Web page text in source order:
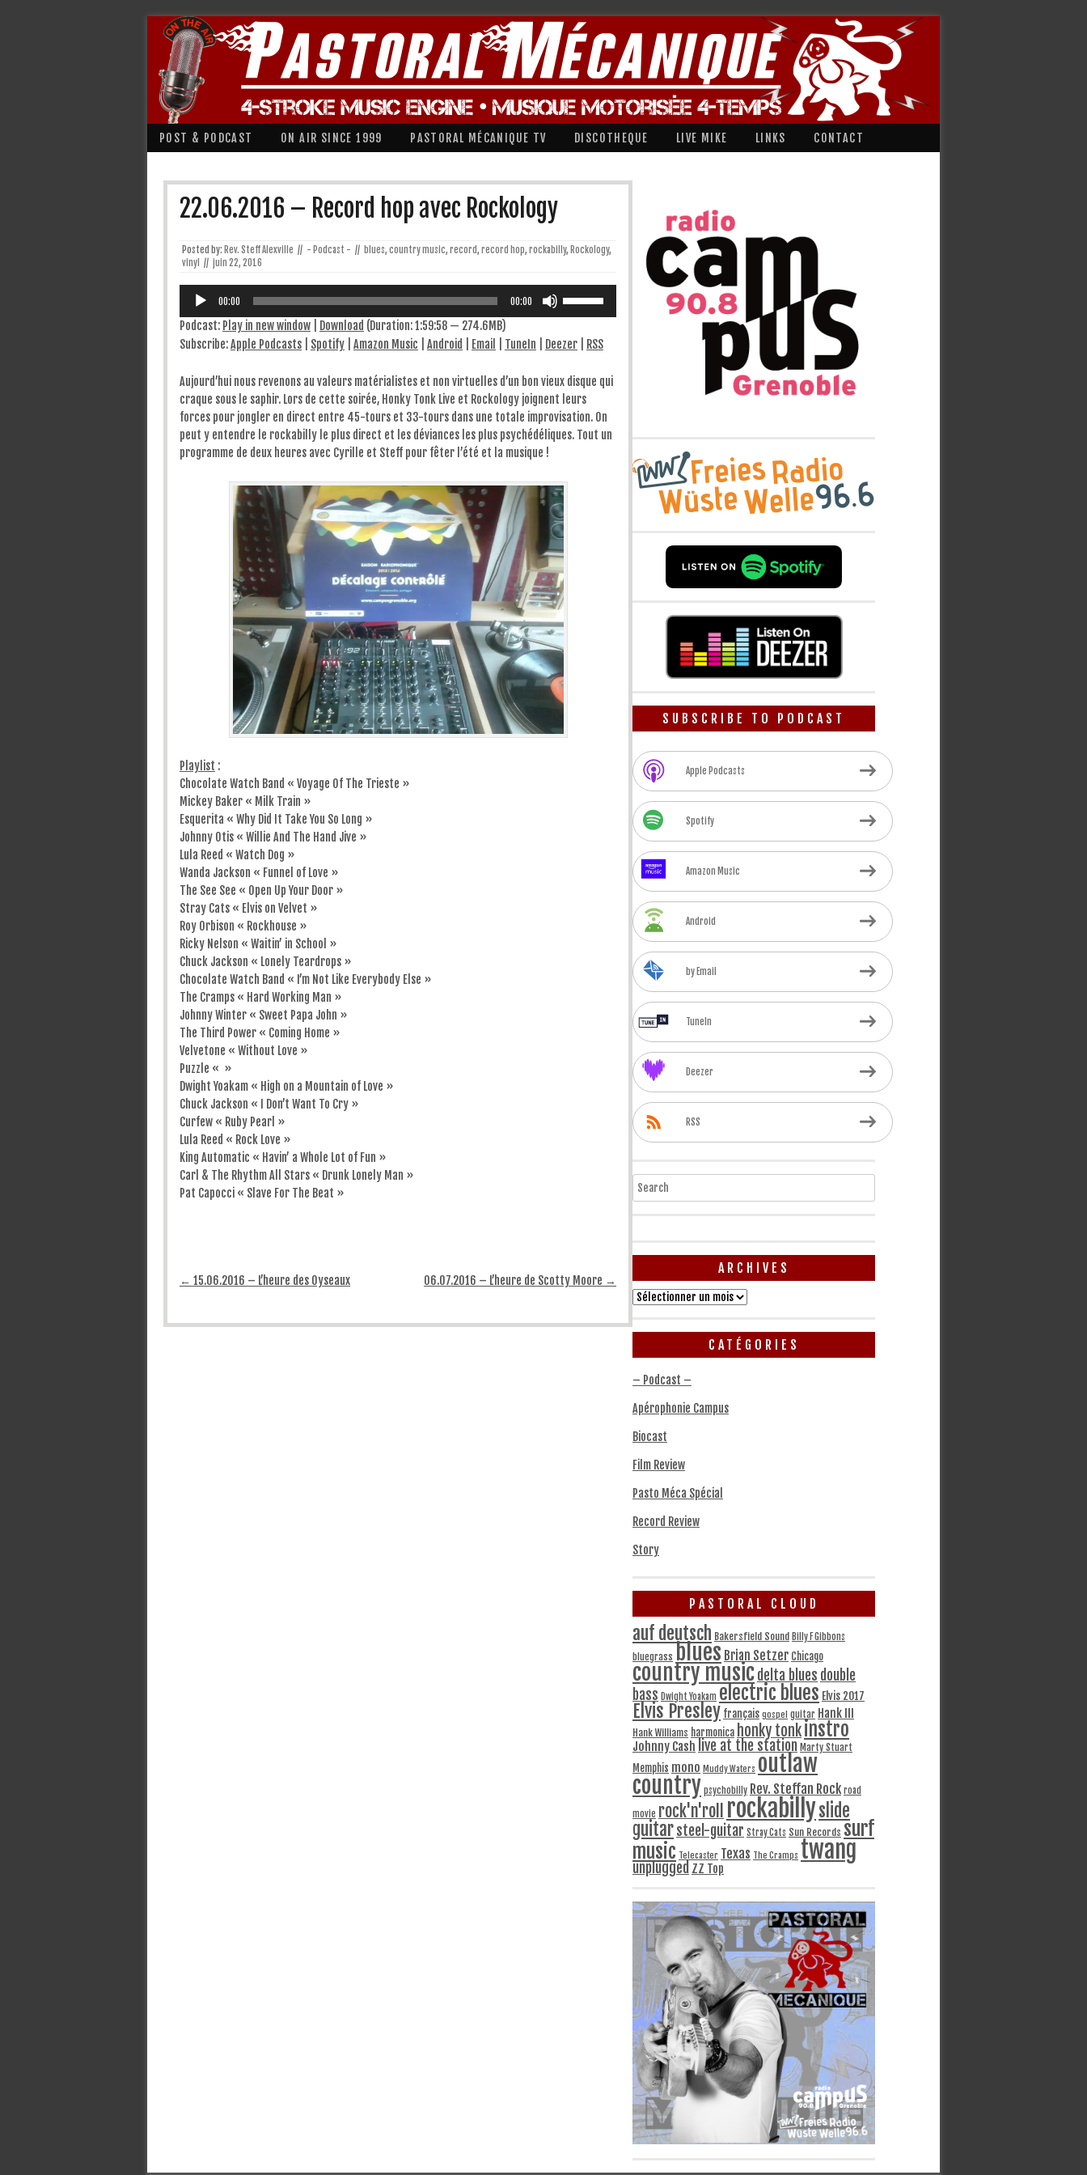
POST & PODCAST ON AIR SINCE 1999 PASTORAL MÉCANIQUE TV DISCOTHEQUE LIVE MIKE LINKS CONTACT
22.06.2016 – Record hop avec Rockology
Posted by: Rev. Steff Alexville // - Podcast - // blues, country music, record, record hop, rockabilly, Rockology,
vinyl // juin 22, 2016
Lecteur
audio
00:00 00:00
Utilisez
les
pour
augmenter
le
volume.
Podcast: Play in new window Download (Duration: 1:59:58 — 274.6MB)
Subscribe:Apple Podcasts Spotify Amazon Music Android Email TuneIn Deezer RSS
Aujourd’hui nous revenons au valeurs matérialistes et non virtuelles d’un bon vieux disque qui
craque sous le saphir. Lors de cette soirée, Honky Tonk Live et Rockology joignent leurs
forces pour jongler en direct entre 45-tours et 33-tours dans une totale improvisation. On
peut y entendre le rockabilly le plus direct et les déviances les plus psychédéliques. Tout un
programme de deux heures avec Cyrille et Steff pour fêter l’été et la musique !
Playlist :
Chocolate Watch Band « Voyage Of The Trieste »
Mickey Baker « Milk Train »
Esquerita « Why Did It Take You So Long »
Johnny Otis « Willie And The Hand Jive »
Lula Reed « Watch Dog »
Wanda Jackson « Funnel of Love »
The See See « Open Up Your Door »
Stray Cats « Elvis on Velvet »
Roy Orbison « Rockhouse »
Ricky Nelson « Waitin’ in School »
Chuck Jackson « Lonely Teardrops »
Chocolate Watch Band « I’m Not Like Everybody Else »
The Cramps « Hard Working Man »
Johnny Winter « Sweet Papa John »
The Third Power « Coming Home »
Velvetone « Without Love »
Puzzle « »
Dwight Yoakam « High on a Mountain of Love »
Chuck Jackson « I Don’t Want To Cry »
Curfew « Ruby Pearl »
Lula Reed « Rock Love »
King Automatic « Havin’ a Whole Lot of Fun »
Carl & The Rhythm All Stars « Drunk Lonely Man »
Pat Capocci « Slave For The Beat »
Post navigation
← 15.06.2016 – L’heure des Oyseaux 06.07.2016 – L’heure de Scotty Moore →
SUBSCRIBE TO PODCAST
Apple Podcasts
Spotify
Amazon Music
Android
by Email
TuneIn
Deezer
RSS
Search
ARCHIVES
Archives
CATÉGORIES
– Podcast –
Apérophonie Campus
Biocast
Film Review
Pasto Méca Spécial
Record Review
Story
PASTORAL CLOUD
auf deutsch Bakersfield Sound Billy F Gibbons
bluegrass blues Brian Setzer Chicago
country musicdelta blues double
bass Dwight Yoakam electric blues Elvis 2017
Elvis Presley français gospel guitar Hank III
Hank Williams harmonica honky tonkinstro
Johnny Cash live at the station Marty Stuart
Memphis mono Muddy Waters outlaw
country psychobilly Rev. Steffan Rock road
movie rock'n'roll rockabillyslide
guitarsteel-guitar Stray Cats Sun Records surf
music Telecaster Texas The Cramps twang
unplugged ZZ Top